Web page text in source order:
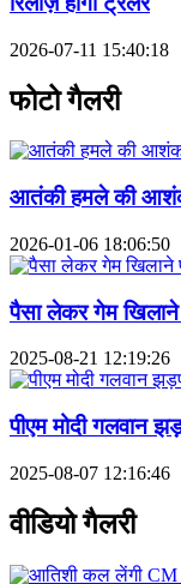
2026-07-11 15:40:18
फोटो गैलरी
आतंकी हमले की
2026-01-06 18:06:50
पैसा लेकर गेम
2025-08-21 12:19:26
पीएम मोदी गलवान
2025-08-07 12:16:46
वीडियो गैलरी